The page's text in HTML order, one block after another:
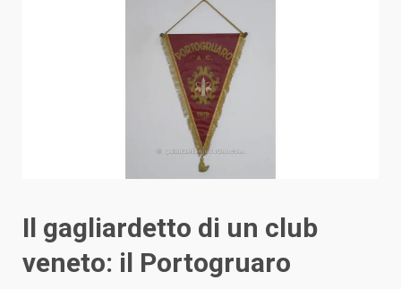
Il gagliardetto di un club
veneto: il Portogruaro